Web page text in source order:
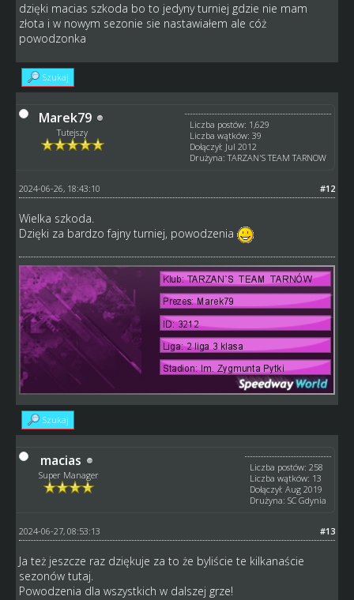
dzięki macias szkoda bo to jedyny turniej gdzie nie mam
złota i w nowym sezonie sie nastawiałem ale cóż
powodzonka
Szukaj
Marek79
Tutejszy
Liczba postów: 1,629
Liczba wątków: 39
Dołączył: Jul 2012
Drużyna: TARZAN'S TEAM TARNOW
#12
2024-06-26, 18:43:10
Wielka szkoda.
Dzięki za bardzo fajny turniej, powodzenia
Szukaj
macias
Super Manager
Liczba postów: 258
Liczba wątków: 13
Dołączył: Aug 2019
Drużyna: SC Gdynia
#13
2024-06-27, 08:53:13
Ja też jeszcze raz dziękuje za to że byliście te kilkanaście
sezonów tutaj.
Powodzenia dla wszystkich w dalszej grze!